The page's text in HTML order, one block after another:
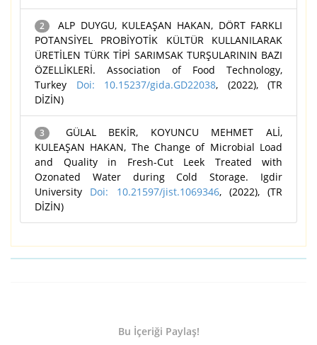
2
ALP DUYGU, KULEAŞAN HAKAN, DÖRT FARKLI
POTANSİYEL PROBİYOTİK KÜLTÜR KULLANILARAK
ÜRETİLEN TÜRK TİPİ SARIMSAK TURŞULARININ BAZI
ÖZELLİKLERİ. Association of Food Technology,
Turkey Doi: 10.15237/gida.GD22038, (2022), (TR
DİZİN)
3
GÜLAL BEKİR, KOYUNCU MEHMET ALİ,
KULEAŞAN HAKAN, The Change of Microbial Load
and Quality in Fresh-Cut Leek Treated with
Ozonated Water during Cold Storage. Igdir
University Doi: 10.21597/jist.1069346, (2022), (TR
DİZİN)
Bu İçeriği Paylaş!